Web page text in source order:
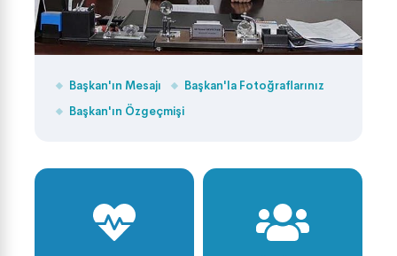
Başkan'ın Mesajı
Başkan'la Fotoğraflarınız
Başkan'ın Özgeçmişi